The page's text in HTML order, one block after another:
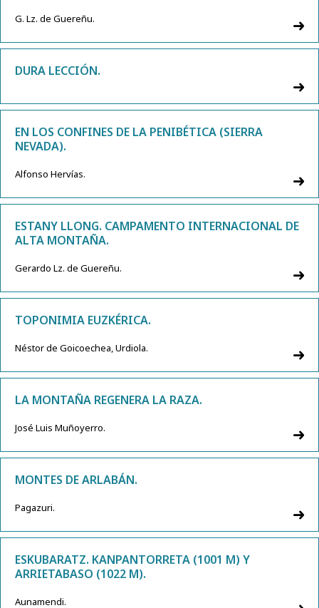
G. Lz. de Guereñu.
DURA LECCIÓN.
EN LOS CONFINES DE LA PENIBÉTICA (SIERRA
NEVADA).
Alfonso Hervías.
ESTANY LLONG. CAMPAMENTO INTERNACIONAL DE
ALTA MONTAÑA.
Gerardo Lz. de Guereñu.
TOPONIMIA EUZKÉRICA.
Néstor de Goicoechea, Urdiola.
LA MONTAÑA REGENERA LA RAZA.
José Luis Muñoyerro.
MONTES DE ARLABÁN.
Pagazuri.
ESKUBARATZ. KANPANTORRETA (1001 M) Y
ARRIETABASO (1022 M).
Aunamendi.